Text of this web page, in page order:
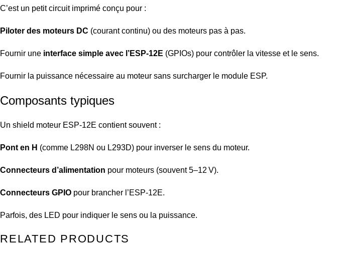
C’est un petit circuit imprimé conçu pour :
Piloter des moteurs DC (courant continu) ou des moteurs pas à pas.
Fournir une interface simple avec l’ESP-12E (GPIOs) pour contrôler la vitesse et le sens.
Fournir la puissance nécessaire au moteur sans surcharger le module ESP.
Composants typiques
Un shield moteur ESP-12E contient souvent :
Pont en H (comme L298N ou L293D) pour inverser le sens du moteur.
Connecteurs d’alimentation pour moteurs (souvent 5–12 V).
Connecteurs GPIO pour brancher l’ESP-12E.
Parfois, des LED pour indiquer le sens ou la puissance.
RELATED PRODUCTS